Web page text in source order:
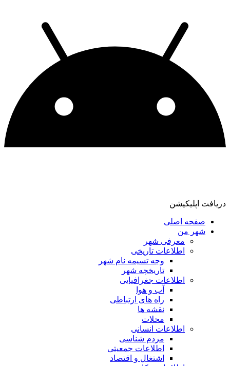
دریافت اپلیکیشن
صفحه اصلی
شهر من
معرفی شهر
اطلاعات تاریخی
وجه تسیمه نام شهر
تاریخچه شهر
اطلاعات جغرافیایی
آب و هوا
راه های ارتباطی
نقشه ها
محلات
اطلاعات انسانی
مردم شناسی
اطلاعات جمعیتی
اشتغال و اقتصاد